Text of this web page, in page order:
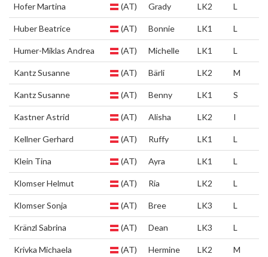
Hofer Martina (AT) Grady LK2 L
Huber Beatrice (AT) Bonnie LK1 L
Humer-Miklas Andrea (AT) Michelle LK1 L
Kantz Susanne (AT) Bärli LK2 M
Kantz Susanne (AT) Benny LK1 S
Kastner Astrid (AT) Alisha LK2 I
Kellner Gerhard (AT) Ruffy LK1 L
Klein Tina (AT) Ayra LK1 L
Klomser Helmut (AT) Ria LK2 L
Klomser Sonja (AT) Bree LK3 L
Kränzl Sabrina (AT) Dean LK3 L
Krivka Michaela (AT) Hermine LK2 M